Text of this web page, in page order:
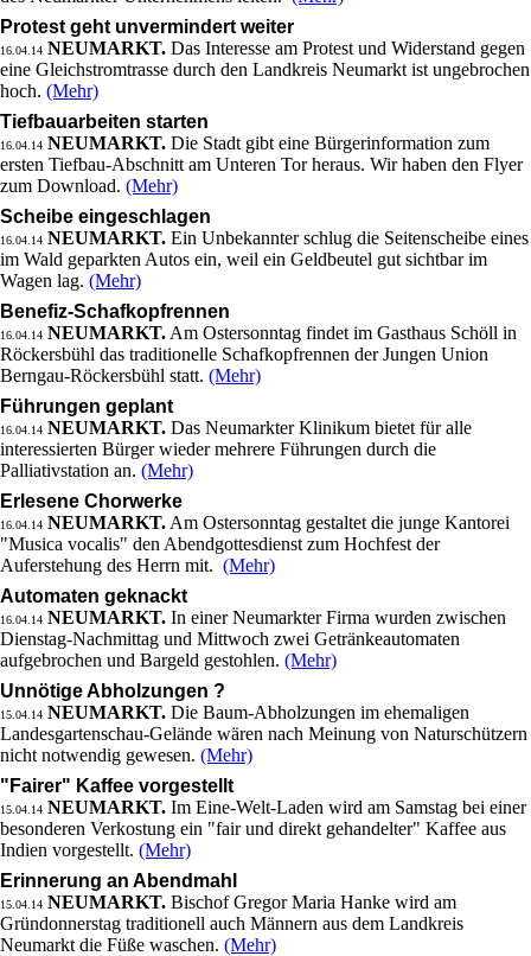
Protest geht unvermindert weiter
16.04.14 NEUMARKT. Das Interesse am Protest und Widerstand gegen
eine Gleichstromtrasse durch den Landkreis Neumarkt ist ungebrochen
hoch. (Mehr)
Tiefbauarbeiten starten
16.04.14 NEUMARKT. Die Stadt gibt eine Bürgerinformation zum
ersten Tiefbau-Abschnitt am Unteren Tor heraus. Wir haben den Flyer
zum Download. (Mehr)
Scheibe eingeschlagen
16.04.14 NEUMARKT. Ein Unbekannter schlug die Seitenscheibe eines
im Wald geparkten Autos ein, weil ein Geldbeutel gut sichtbar im
Wagen lag. (Mehr)
Benefiz-Schafkopfrennen
16.04.14 NEUMARKT. Am Ostersonntag findet im Gasthaus Schöll in
Röckersbühl das traditionelle Schafkopfrennen der Jungen Union
Berngau-Röckersbühl statt. (Mehr)
Führungen geplant
16.04.14 NEUMARKT. Das Neumarkter Klinikum bietet für alle
interessierten Bürger wieder mehrere Führungen durch die
Palliativstation an. (Mehr)
Erlesene Chorwerke
16.04.14 NEUMARKT. Am Ostersonntag gestaltet die junge Kantorei
"Musica vocalis" den Abendgottesdienst zum Hochfest der
Auferstehung des Herrn mit. (Mehr)
Automaten geknackt
16.04.14 NEUMARKT. In einer Neumarkter Firma wurden zwischen
Dienstag-Nachmittag und Mittwoch zwei Getränkeautomaten
aufgebrochen und Bargeld gestohlen. (Mehr)
Unnötige Abholzungen ?
15.04.14 NEUMARKT. Die Baum-Abholzungen im ehemaligen
Landesgartenschau-Gelände wären nach Meinung von Naturschützern
nicht notwendig gewesen. (Mehr)
"Fairer" Kaffee vorgestellt
15.04.14 NEUMARKT. Im Eine-Welt-Laden wird am Samstag bei einer
besonderen Verkostung ein "fair und direkt gehandelter" Kaffee aus
Indien vorgestellt. (Mehr)
Erinnerung an Abendmahl
15.04.14 NEUMARKT. Bischof Gregor Maria Hanke wird am
Gründonnerstag traditionell auch Männern aus dem Landkreis
Neumarkt die Füße waschen. (Mehr)